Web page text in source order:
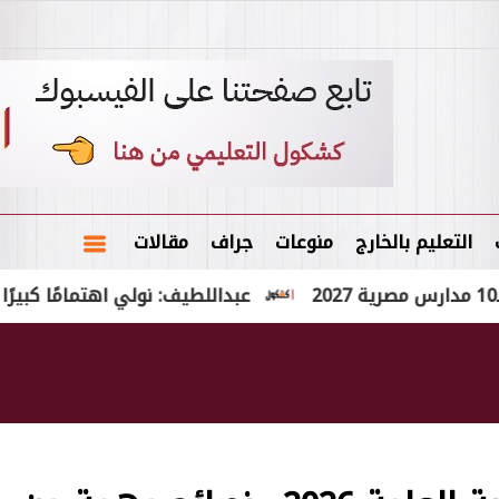
التعليم بالخارج منوعات جراف مقالات
عبداللطيف: نولي اهتمامًا كبيرًا بإتاحة